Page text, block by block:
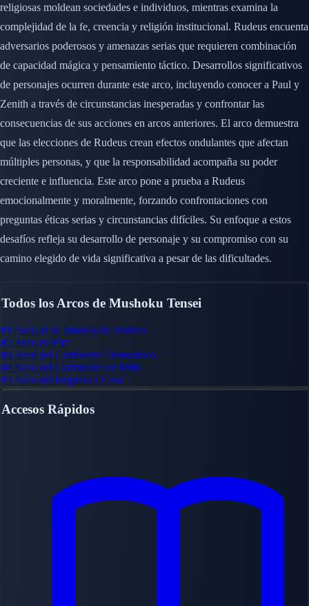
religiosas moldean sociedades e individuos, mientras examina la
complejidad de la fe, creencia y religión institucional. Rudeus encuenta
adversarios poderosos y amenazas serias que requieren combinación
de capacidad mágica y pensamiento táctico. Desarrollos significativos
de personajes ocurren durante este arco, incluyendo conocer a Paul y
Zenith a través de circunstancias inesperadas y confrontar las
consecuencias de sus acciones en arcos anteriores. El arco demuestra
que las elecciones de Rudeus crean efectos ondulantes que afectan
múltiples personas, y que la responsabilidad acompaña su poder
creciente e influencia. Este arco pone a prueba a Rudeus
emocionalmente y moralmente, forzando confrontaciones con
preguntas éticas serias y circunstancias difíciles. Su enfoque a estos
desafíos refleja su desarrollo de personaje y su compromiso con su
camino elegido de vida significativa a pesar de las dificultades.
Todos los Arcos de Mushoku Tensei
#1 Arco de la Infancia de Rudeus
#2 Arco de Fitz
#3 Arco del Continente Demoniaco
#4 Arco del Continente de Milis
#5 Arco del Regreso a Casa
Accesos Rápidos